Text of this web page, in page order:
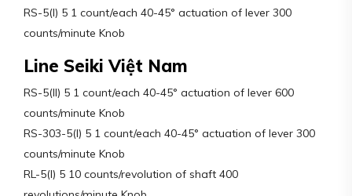
RS-5(I) 5 1 count/each 40-45° actuation of lever 300
counts/minute Knob
Line Seiki Việt Nam
RS-5(II) 5 1 count/each 40-45° actuation of lever 600
counts/minute Knob
RS-303-5(I) 5 1 count/each 40-45° actuation of lever 300
counts/minute Knob
RL-5(I) 5 10 counts/revolution of shaft 400